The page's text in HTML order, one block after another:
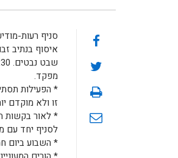
מפקד.
* הפעילות
זו ולא מוקדם
* לאור בקשות
לסניף יחד עם
* השבוע ביום